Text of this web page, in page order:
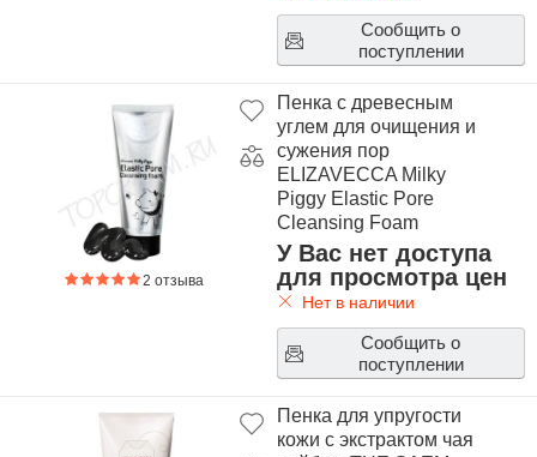
Сообщить о
поступлении
2 отзыва
Пенка с древесным
углем для очищения и
сужения пор
ELIZAVECCA Milky
Piggy Elastic Pore
Cleansing Foam
У Вас нет доступа
для просмотра цен
Нет в наличии
Сообщить о
поступлении
Пенка для упругости
кожи с экстрактом чая